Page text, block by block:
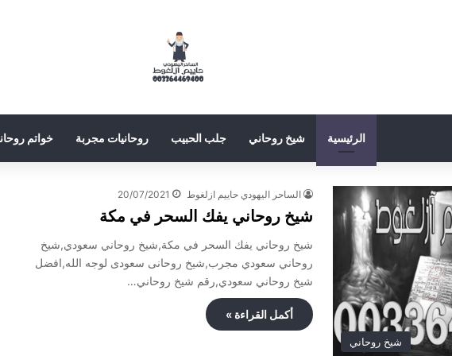
الرئيسية شيخ روحاني جلب الحبيب روحانيات مجربة خواتم
شيخ روحاني
الساحر اليهودي حاييم ازلغوط 20/07/2021
شيخ روحاني يفك السحر في مكة
شيخ روحاني يفك السحر في مكة,شيخ روحاني سعودي,شيخ
روحاني سعودي مجرب,شيخ روحانى سعودى لوجه الله,افضل
شيخ روحاني سعودي,رقم شيخ روحاني…
أكمل القراءة »